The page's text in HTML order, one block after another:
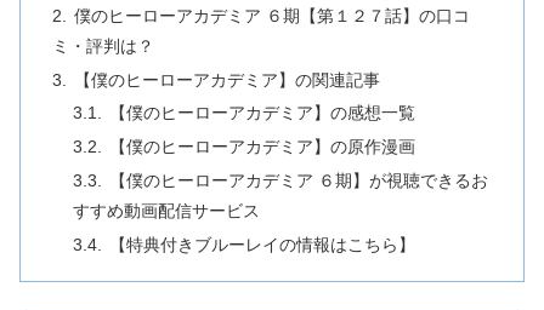
僕のヒーローアカデミア ６期【第１２７話】の口コ
ミ・評判は？
【僕のヒーローアカデミア】の関連記事
【僕のヒーローアカデミア】の感想一覧
【僕のヒーローアカデミア】の原作漫画
【僕のヒーローアカデミア ６期】が視聴できるお
すすめ動画配信サービス
【特典付きブルーレイの情報はこちら】